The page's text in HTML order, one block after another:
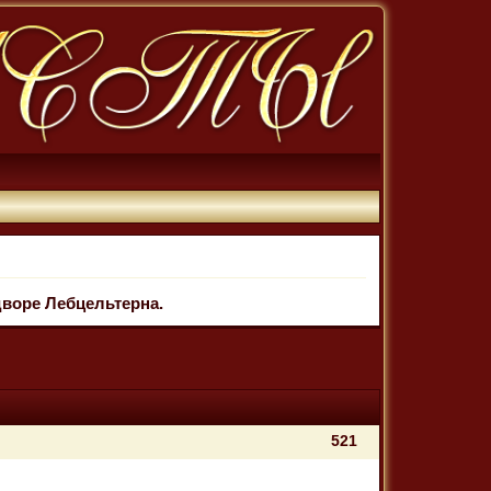
Лебцельтерна.
521